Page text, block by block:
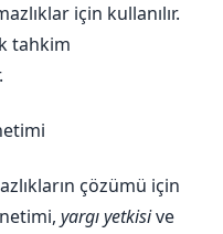
için kullanılır.
tahkim
çözümü için
yargı yetkisive